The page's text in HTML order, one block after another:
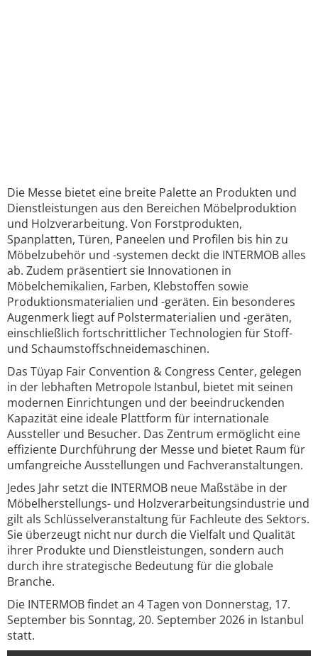
Die Messe bietet eine breite Palette an Produkten und
Dienstleistungen aus den Bereichen Möbelproduktion
und Holzverarbeitung. Von Forstprodukten,
Spanplatten, Türen, Paneelen und Profilen bis hin zu
Möbelzubehör und -systemen deckt die INTERMOB alles
ab. Zudem präsentiert sie Innovationen in
Möbelchemikalien, Farben, Klebstoffen sowie
Produktionsmaterialien und -geräten. Ein besonderes
Augenmerk liegt auf Polstermaterialien und -geräten,
einschließlich fortschrittlicher Technologien für Stoff-
und Schaumstoffschneidemaschinen.
Das Tüyap Fair Convention & Congress Center, gelegen
in der lebhaften Metropole Istanbul, bietet mit seinen
modernen Einrichtungen und der beeindruckenden
Kapazität eine ideale Plattform für internationale
Aussteller und Besucher. Das Zentrum ermöglicht eine
effiziente Durchführung der Messe und bietet Raum für
umfangreiche Ausstellungen und Fachveranstaltungen.
Jedes Jahr setzt die INTERMOB neue Maßstäbe in der
Möbelherstellungs- und Holzverarbeitungsindustrie und
gilt als Schlüsselveranstaltung für Fachleute des Sektors.
Sie überzeugt nicht nur durch die Vielfalt und Qualität
ihrer Produkte und Dienstleistungen, sondern auch
durch ihre strategische Bedeutung für die globale
Branche.
Die INTERMOB findet an 4 Tagen von Donnerstag, 17.
September bis Sonntag, 20. September 2026 in Istanbul
statt.